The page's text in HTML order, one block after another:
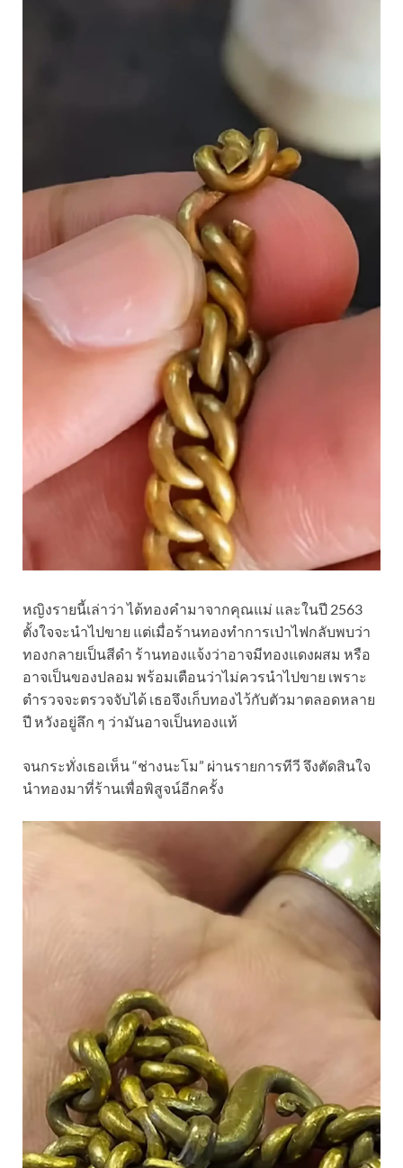
หญิงรายนี้เล่าว่า ได้ทองคำมาจากคุณแม่ และในปี 2563
ตั้งใจจะนำไปขาย แต่เมื่อร้านทองทำการเป่าไฟกลับพบว่า
ทองกลายเป็นสีดำ ร้านทองแจ้งว่าอาจมีทองแดงผสม หรือ
อาจเป็นของปลอม พร้อมเตือนว่าไม่ควรนำไปขาย เพราะ
ตำรวจจะตรวจจับได้ เธอจึงเก็บทองไว้กับตัวมาตลอดหลาย
ปี หวังอยู่ลึก ๆ ว่ามันอาจเป็นทองแท้
จนกระทั่งเธอเห็น “ช่างนะโม” ผ่านรายการทีวี จึงตัดสินใจ
นำทองมาที่ร้านเพื่อพิสูจน์อีกครั้ง